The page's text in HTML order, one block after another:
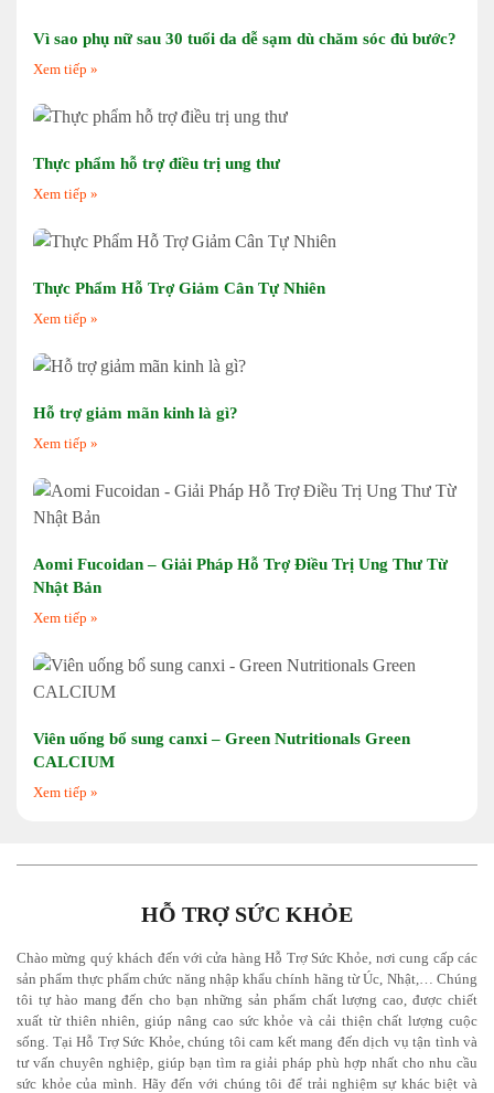
Vì sao phụ nữ sau 30 tuổi da dễ sạm dù chăm sóc đủ bước?
Xem tiếp »
Thực phẩm hỗ trợ điều trị ung thư
Xem tiếp »
Thực Phẩm Hỗ Trợ Giảm Cân Tự Nhiên
Xem tiếp »
Hỗ trợ giảm mãn kinh là gì?
Xem tiếp »
Aomi Fucoidan – Giải Pháp Hỗ Trợ Điều Trị Ung Thư Từ
Nhật Bản
Xem tiếp »
Viên uống bổ sung canxi – Green Nutritionals Green
CALCIUM
Xem tiếp »
HỖ TRỢ SỨC KHỎE
Chào mừng quý khách đến với cửa hàng Hỗ Trợ Sức Khỏe, nơi cung cấp các
sản phẩm thực phẩm chức năng nhập khẩu chính hãng từ Úc, Nhật,… Chúng
tôi tự hào mang đến cho bạn những sản phẩm chất lượng cao, được chiết
xuất từ thiên nhiên, giúp nâng cao sức khỏe và cải thiện chất lượng cuộc
sống. Tại Hỗ Trợ Sức Khỏe, chúng tôi cam kết mang đến dịch vụ tận tình và
tư vấn chuyên nghiệp, giúp bạn tìm ra giải pháp phù hợp nhất cho nhu cầu
sức khỏe của mình. Hãy đến với chúng tôi để trải nghiệm sự khác biệt và